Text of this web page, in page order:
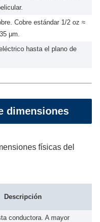
Cobre estándar 1/2 oz ≈
μm.
hasta el plano de
dimensiones
físicas del
Descripción
conductora. A mayor